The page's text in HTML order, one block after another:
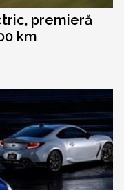
premieră
km